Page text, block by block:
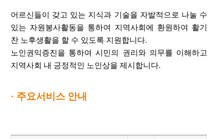
어르신들이 갖고 있는 지식과 기술을 자발적으로 나눌 수
있는 자원봉사활동을 통하여 지역사회에 환원하여 활기
찬 노후생활을 할 수 있도록 지원합니다.
노인권익증진을 통하여 시민의 권리와 의무를 이해하고
지역사회 내 긍정적인 노인상을 제시합니다.
· 주요서비스 안내